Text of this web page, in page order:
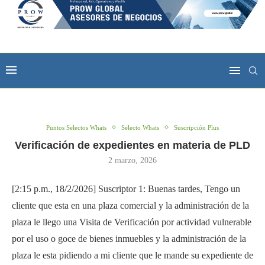
Puntos Selectos Whats Selecto Whats Suscripción Plus
Verificación de expedientes en materia de PLD
2 marzo, 2026
[2:15 p.m., 18/2/2026] Suscriptor 1: Buenas tardes, Tengo un
cliente que esta en una plaza comercial y la administración de la
plaza le llego una Visita de Verificación por actividad vulnerable
por el uso o goce de bienes inmuebles y la administración de la
plaza le esta pidiendo a mi cliente que le mande su expediente de